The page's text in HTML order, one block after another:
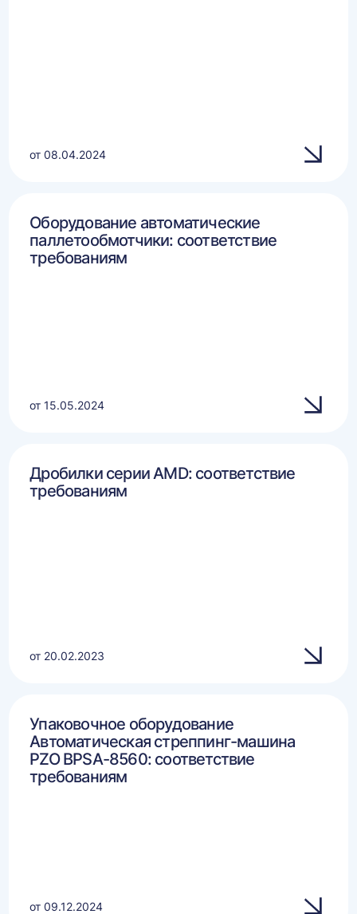
от 08.04.2024
Оборудование автоматические
паллетообмотчики: соответствие
требованиям
от 15.05.2024
Дробилки серии AMD: соответствие
требованиям
от 20.02.2023
Упаковочное оборудование
Автоматическая стреппинг-машина
PZO BPSA-8560: соответствие
требованиям
от 09.12.2024